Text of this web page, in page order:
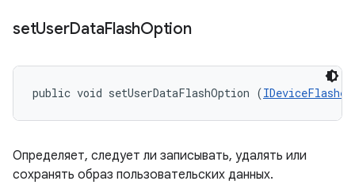
setUserDataFlashOption
public void setUserDataFlashOption (
Определяет, следует ли записывать, удалять или
сохранять образ пользовательских данных.